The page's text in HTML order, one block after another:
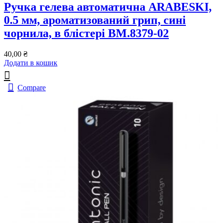
Ручка гелева автоматична ARABESKI,
0.5 мм, ароматизований грип, сині
чорнила, в блістері BM.8379-02
40,00 ₴
Додати в кошик
Compare